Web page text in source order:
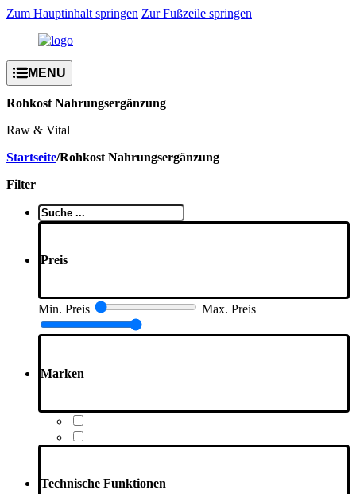
Zum Hauptinhalt springen Zur Fußzeile springen
Rohkost Nahrungsergänzung
Raw & Vital
Startseite/Rohkost Nahrungsergänzung
Filter
Suche
..
Preis
Min. Preis Max. Preis
Marken
Technische Funktionen